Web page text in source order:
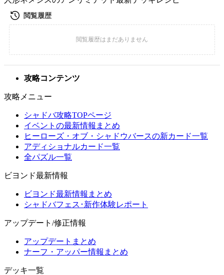
攻略コンテンツ
攻略メニュー
シャドバ攻略TOPページ
イベントの最新情報まとめ
ヒーローズ・オブ・シャドウバースの新カード一覧
アディショナルカード一覧
全パズル一覧
ビヨンド最新情報
ビヨンド最新情報まとめ
シャドバフェス･新作体験レポート
アップデート/修正情報
アップデートまとめ
ナーフ・アッパー情報まとめ
デッキ一覧